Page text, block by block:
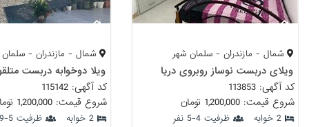
شمال - مازندران - سلمان شهر
ویلای دربست نوساز روبروی دریا
کد آگهی: 113853
شروع قیمت: 1,200,000 تومان
2 خوابه ظرفیت 4-5 نفر
شمال - مازندران -
ویلا دوخوابه دربست
کد آگهی: 115142
شروع قیمت: 1,200,000 تومان
2 خوابه ظرفیت 5-9 نفر